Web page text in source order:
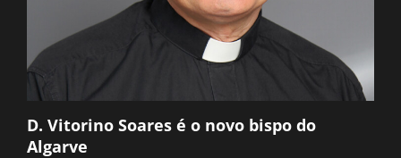
D. Vitorino Soares é o novo bispo do
Algarve